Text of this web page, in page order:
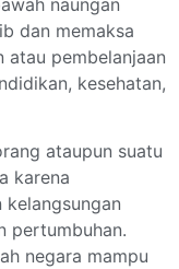
dan memaksa
atau pembelanjaan
kesehatan,
ataupun suatu
karena
kelangsungan
pertumbuhan.
negara mampu